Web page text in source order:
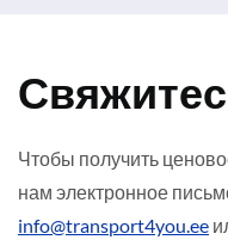
Чтобы получить
нам электронное
info@transport4you.ee